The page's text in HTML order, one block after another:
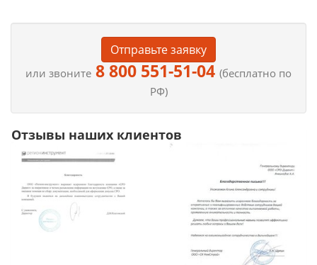
Отправьте заявку
или звоните 8 800 551-51-04 (бесплатно по
РФ)
Отзывы наших клиентов